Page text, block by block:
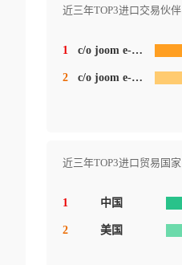
近三年TOP3进口交易伙伴
1 c/o joom e-commerce company li
2 c/o joom e-commerce company limite
近三年TOP3进口贸易国家
1 中国
2 美国